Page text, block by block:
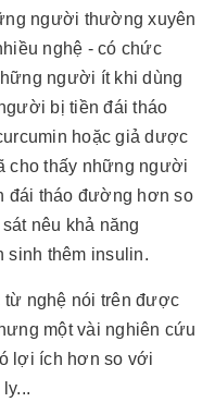
người thường xuyên
nghệ - có chức
người ít khi dùng
bị tiền đái tháo
hoặc giả dược
cho thấy những người
đái tháo đường hơn so
nêu khả năng
sinh thêm insulin.
từ nghệ nói trên được
một vài nghiên cứu
lợi ích hơn so với